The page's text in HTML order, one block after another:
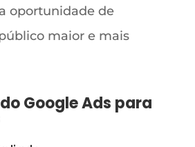
oportunidade de
maior e mais
Google Ads para